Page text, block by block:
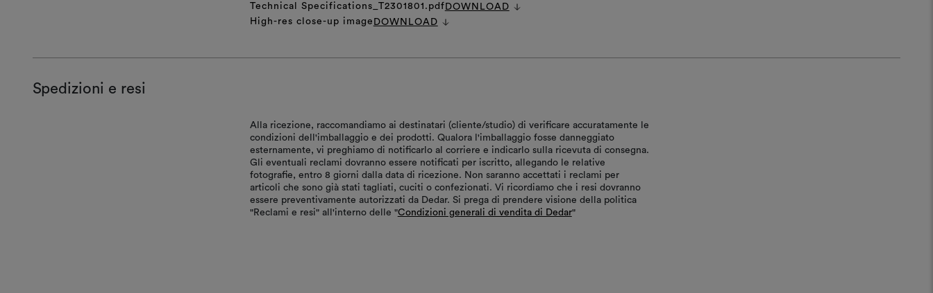
Technical Specifications_T2301801.pdf DOWNLOAD
High-res close-up image DOWNLOAD
Spedizioni e resi
Alla ricezione, raccomandiamo ai destinatari (cliente/studio) di verificare accuratamente le
condizioni dell'imballaggio e dei prodotti. Qualora l'imballaggio fosse danneggiato
esternamente, vi preghiamo di notificarlo al corriere e indicarlo sulla ricevuta di consegna.
Gli eventuali reclami dovranno essere notificati per iscritto, allegando le relative
fotografie, entro 8 giorni dalla data di ricezione. Non saranno accettati i reclami per
articoli che sono già stati tagliati, cuciti o confezionati. Vi ricordiamo che i resi dovranno
essere preventivamente autorizzati da Dedar. Si prega di prendere visione della politica
"Reclami e resi" all'interno delle "Condizioni generali di vendita di Dedar"